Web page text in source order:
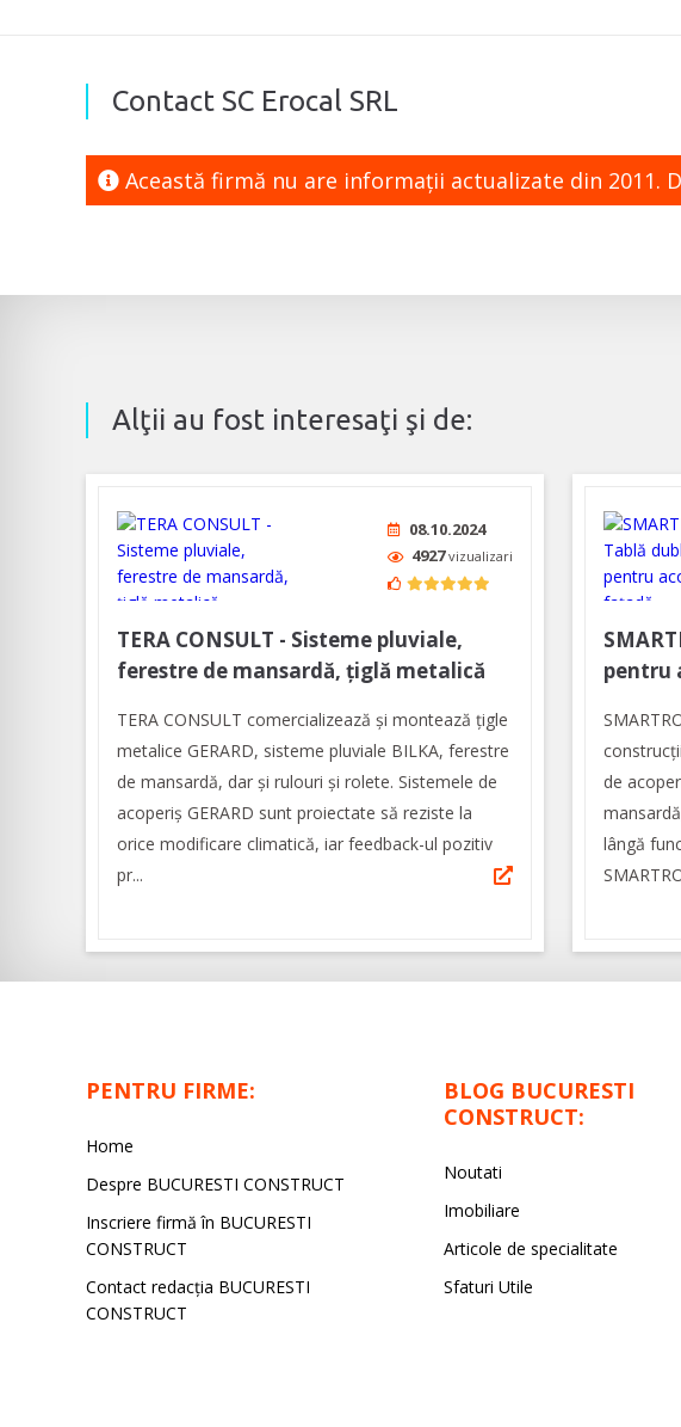
Contact SC Erocal SRL
Această firmă nu are informaţii actualizate din 2011.
Alţii au fost interesaţi şi de:
08.10.2024
4927vizualizari
TERA CONSULT - Sisteme pluviale,
ferestre de mansardă, țiglă metalică
TERA CONSULT comercializează și montează țigle
metalice GERARD, sisteme pluviale BILKA, ferestre
de mansardă, dar și rulouri și rolete. Sistemele de
acoperiș GERARD sunt proiectate să reziste la
orice modificare climatică, iar feedback-ul pozitiv
pr...
pentru
de
lângă
PENTRU FIRME:
Home
Despre BUCURESTI CONSTRUCT
Inscriere firmă în BUCURESTI
CONSTRUCT
Contact redacţia BUCURESTI
CONSTRUCT
BLOG BUCURESTI
CONSTRUCT:
Noutati
Imobiliare
Articole de specialitate
Sfaturi Utile